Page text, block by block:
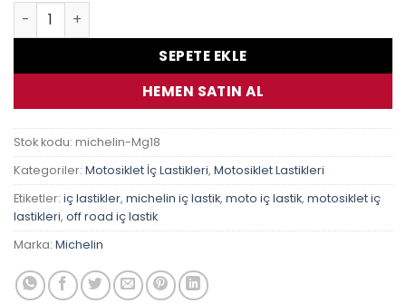
Michelin İç Lastik 18Mg 120/90-18 130/90-18 140/80-18
SEPETE EKLE
HEMEN SATIN AL
Stok kodu: michelin-Mg18
Kategoriler: Motosiklet İç Lastikleri, Motosiklet Lastikleri
Etiketler: iç lastikler, michelin iç lastik, moto iç lastik, motosiklet iç
lastikleri, off road iç lastik
Marka: Michelin